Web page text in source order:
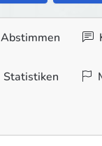
Abstimmen
Statistiken